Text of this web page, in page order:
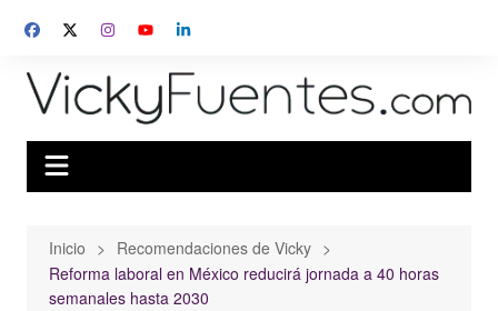
contenido
Inicio
Recomendaciones de Vicky
Reforma laboral en México reducirá jornada a 40 horas
semanales hasta 2030